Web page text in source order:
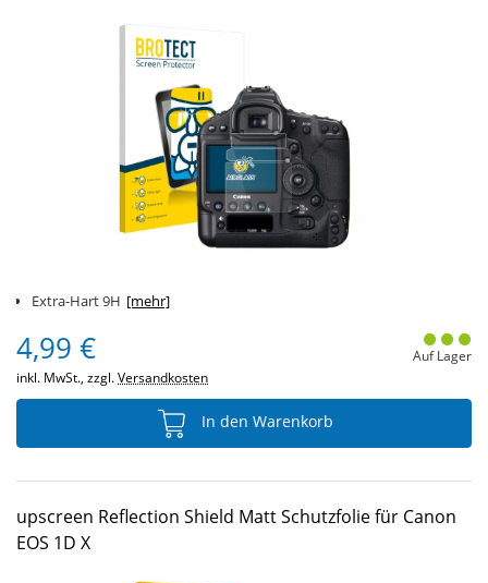
Extra-Hart 9H [mehr]
4,99 €
inkl. MwSt., zzgl.Versandkosten
Auf Lager
In den Warenkorb
upscreen Reflection Shield Matt Schutzfolie für Canon
EOS 1D X